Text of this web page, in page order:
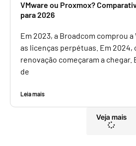
VMware ou Proxmox?
para 2026
Em 2023, a Broadcom comprou
as licenças perpétuas. Em 2024,
renovação começaram a chegar.
de
Leia mais
Veja mais